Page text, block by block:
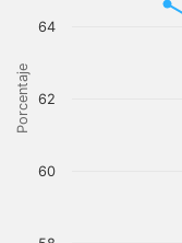
Porcentaje
60
62
64